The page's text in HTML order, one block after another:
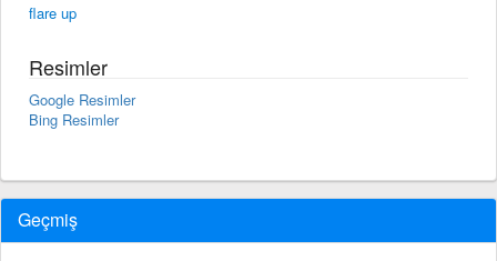
flare up
Resimler
Google Resimler
Bing Resimler
Geçmiş